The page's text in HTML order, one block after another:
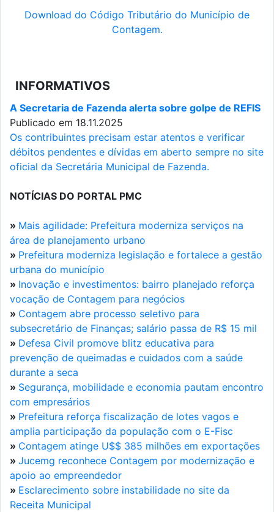
Download do Código Tributário do Município de
Contagem.
INFORMATIVOS
A Secretaria de Fazenda alerta sobre golpe de REFIS
Publicado em 18.11.2025
Os contribuintes precisam estar atentos e verificar
débitos pendentes e dívidas em aberto sempre no site
oficial da Secretária Municipal de Fazenda.
NOTÍCIAS DO PORTAL PMC
» Mais agilidade: Prefeitura moderniza serviços na
área de planejamento urbano
» Prefeitura moderniza legislação e fortalece a gestão
urbana do município
» Inovação e investimentos: bairro planejado reforça
vocação de Contagem para negócios
» Contagem abre processo seletivo para
subsecretário de Finanças; salário passa de R$ 15 mil
» Defesa Civil promove blitz educativa para
prevenção de queimadas e cuidados com a saúde
durante a seca
» Segurança, mobilidade e economia pautam encontro
com empresários
» Prefeitura reforça fiscalização de lotes vagos e
amplia participação da população com o E-Fisc
» Contagem atinge U$$ 385 milhões em exportações
» Jucemg reconhece Contagem por modernização e
apoio ao empreendedor
» Esclarecimento sobre instabilidade no site da
Receita Municipal